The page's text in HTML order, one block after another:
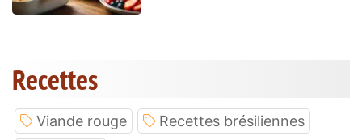
Recettes
Viande rouge
Recettes brésiliennes